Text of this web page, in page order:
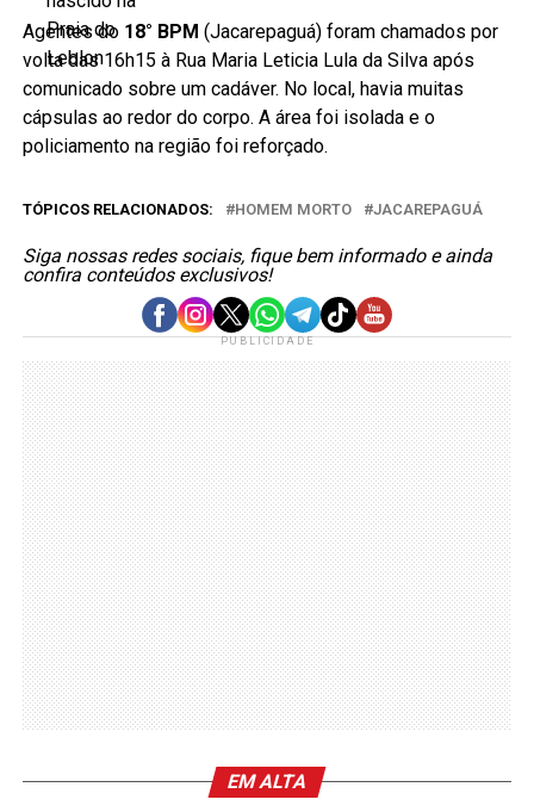
Agentes do 18° BPM (Jacarepaguá) foram chamados por
volta das 16h15 à Rua Maria Leticia Lula da Silva após
comunicado sobre um cadáver. No local, havia muitas
cápsulas ao redor do corpo. A área foi isolada e o
policiamento na região foi reforçado.
TÓPICOS RELACIONADOS: HOMEM MORTO JACAREPAGUÁ
Siga nossas redes sociais, fique bem informado e ainda
confira conteúdos exclusivos!
PUBLICIDADE
EM ALTA